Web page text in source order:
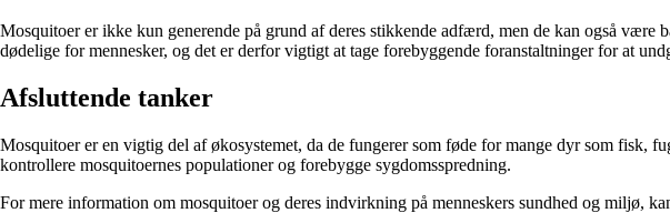
Mosquitoer er ikke kun generende på grund af deres stikkende adfærd, men de kan også
dødelige for mennesker, og det er derfor vigtigt at tage forebyggende foranstaltninger for at
Afsluttende tanker
Mosquitoer er en vigtig del af økosystemet, da de fungerer som føde for mange dyr som fisk,
kontrollere mosquitoernes populationer og forebygge sygdomsspredning.
For mere information om mosquitoer og deres indvirkning på menneskers sundhed og miljø,